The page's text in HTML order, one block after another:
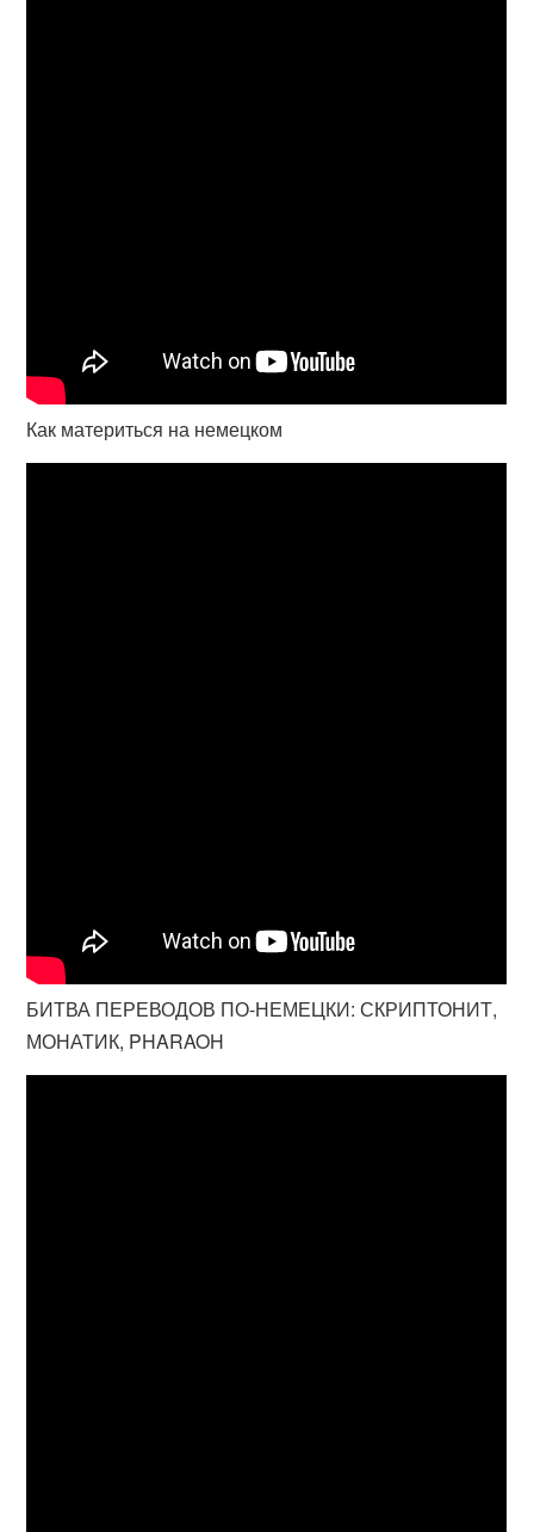
Как материться на немецком
БИТВА ПЕРЕВОДОВ ПО-НЕМЕЦКИ: СКРИПТОНИТ,
МОНАТИК, PHARAOH